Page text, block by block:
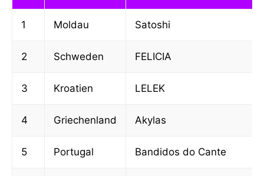
1 Moldau Satoshi
2 Schweden FELICIA
3 Kroatien LELEK
4 Griechenland Akylas
5 Portugal Bandidos do Cante